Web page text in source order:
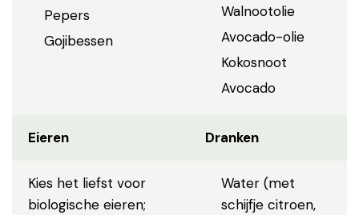
Pepers
Gojibessen
Walnootolie
Avocado-olie
Kokosnoot
Avocado
Eieren Dranken
Kies het liefst voor
biologische eieren;
Water (met
schijfje citroen,